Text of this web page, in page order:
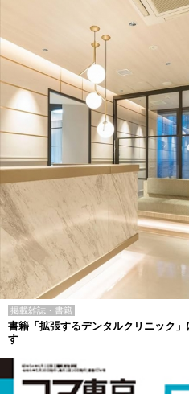
掲載雑誌・書籍
書籍「拡張するデンタルクリニック
す